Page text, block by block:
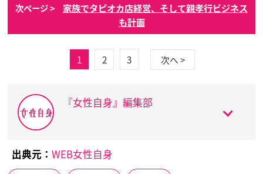
次ページ >
家族でタピオカ店経営、そして親孝行ビジネス
も計画
1 2 3 次へ >
『女性自身』編集部
出典元： WEB女性自身